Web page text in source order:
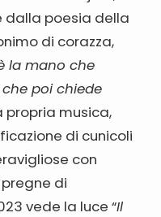
dalla poesia della
di corazza,
la mano che
poi chiede
propria musica,
di cunicoli
con
di
vede la luce “Il